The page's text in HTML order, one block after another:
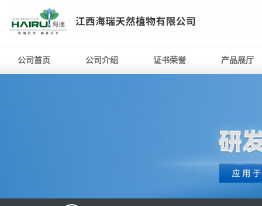
公司首页 公司介绍 证书荣誉 产品展厅